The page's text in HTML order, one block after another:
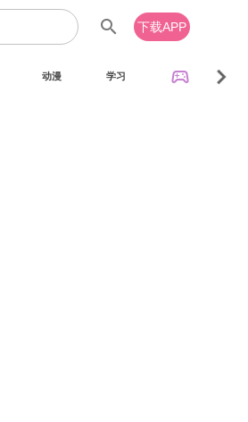
search 下载APP
动漫 学习 sports_esports chevron_right